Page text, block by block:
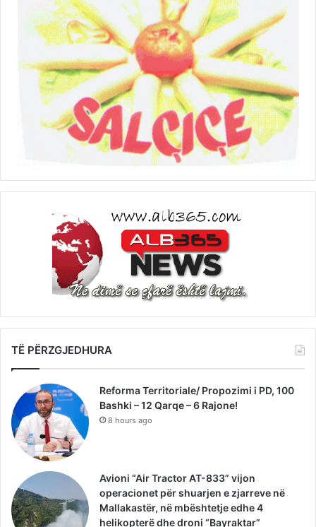
TË PËRZGJEDHURA
Reforma Territoriale/ Propozimi i PD, 100
Bashki – 12 Qarqe – 6 Rajone!
8 hours ago
Avioni “Air Tractor AT-833” vijon
operacionet për shuarjen e zjarreve në
Mallakastër, në mbështetje edhe 4
helikopterë dhe droni “Bayraktar”